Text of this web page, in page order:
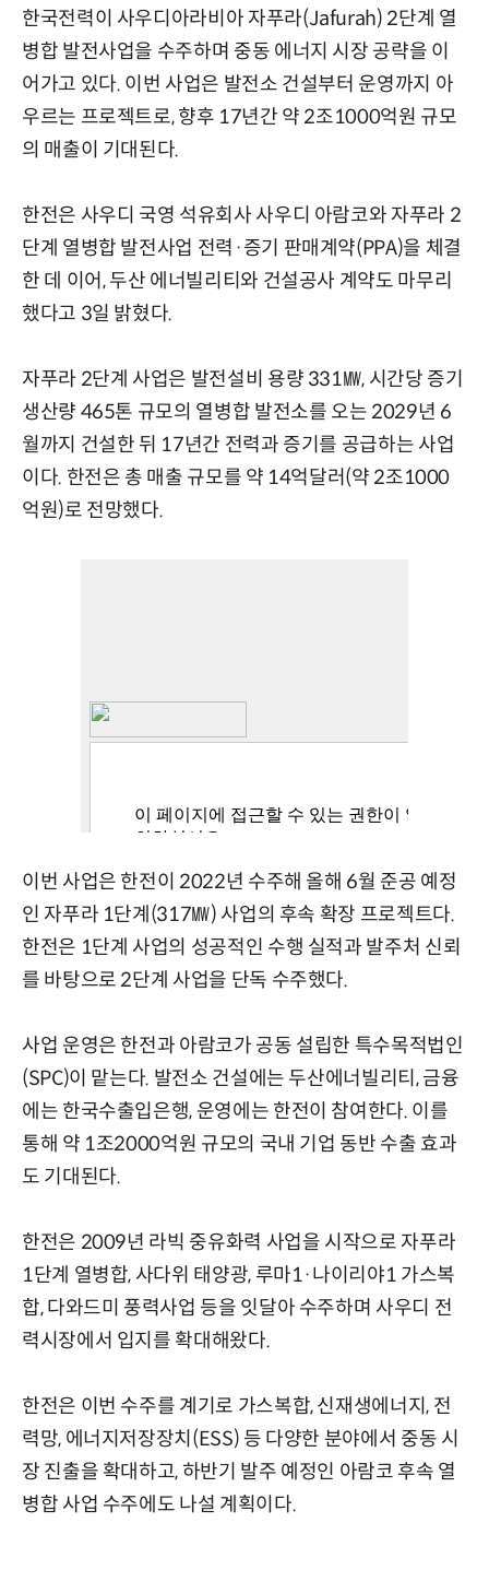
한국전력이 사우디아라비아 자푸라(Jafurah) 2단계 열
병합 발전사업을 수주하며 중동 에너지 시장 공략을 이
어가고 있다. 이번 사업은 발전소 건설부터 운영까지 아
우르는 프로젝트로, 향후 17년간 약 2조1000억원 규모
의 매출이 기대된다.
한전은 사우디 국영 석유회사 사우디 아람코와 자푸라 2
단계 열병합 발전사업 전력·증기 판매계약(PPA)을 체결
한 데 이어, 두산 에너빌리티와 건설공사 계약도 마무리
했다고 3일 밝혔다.
자푸라 2단계 사업은 발전설비 용량 331㎿, 시간당 증기
생산량 465톤 규모의 열병합 발전소를 오는 2029년 6
월까지 건설한 뒤 17년간 전력과 증기를 공급하는 사업
이다. 한전은 총 매출 규모를 약 14억달러(약 2조1000
억원)로 전망했다.
이번 사업은 한전이 2022년 수주해 올해 6월 준공 예정
인 자푸라 1단계(317㎿) 사업의 후속 확장 프로젝트다.
한전은 1단계 사업의 성공적인 수행 실적과 발주처 신뢰
를 바탕으로 2단계 사업을 단독 수주했다.
사업 운영은 한전과 아람코가 공동 설립한 특수목적법인
(SPC)이 맡는다. 발전소 건설에는 두산에너빌리티, 금융
에는 한국수출입은행, 운영에는 한전이 참여한다. 이를
통해 약 1조2000억원 규모의 국내 기업 동반 수출 효과
도 기대된다.
한전은 2009년 라빅 중유화력 사업을 시작으로 자푸라
1단계 열병합, 사다위 태양광, 루마1·나이리야1 가스복
합, 다와드미 풍력사업 등을 잇달아 수주하며 사우디 전
력시장에서 입지를 확대해왔다.
한전은 이번 수주를 계기로 가스복합, 신재생에너지, 전
력망, 에너지저장장치(ESS) 등 다양한 분야에서 중동 시
장 진출을 확대하고, 하반기 발주 예정인 아람코 후속 열
병합 사업 수주에도 나설 계획이다.